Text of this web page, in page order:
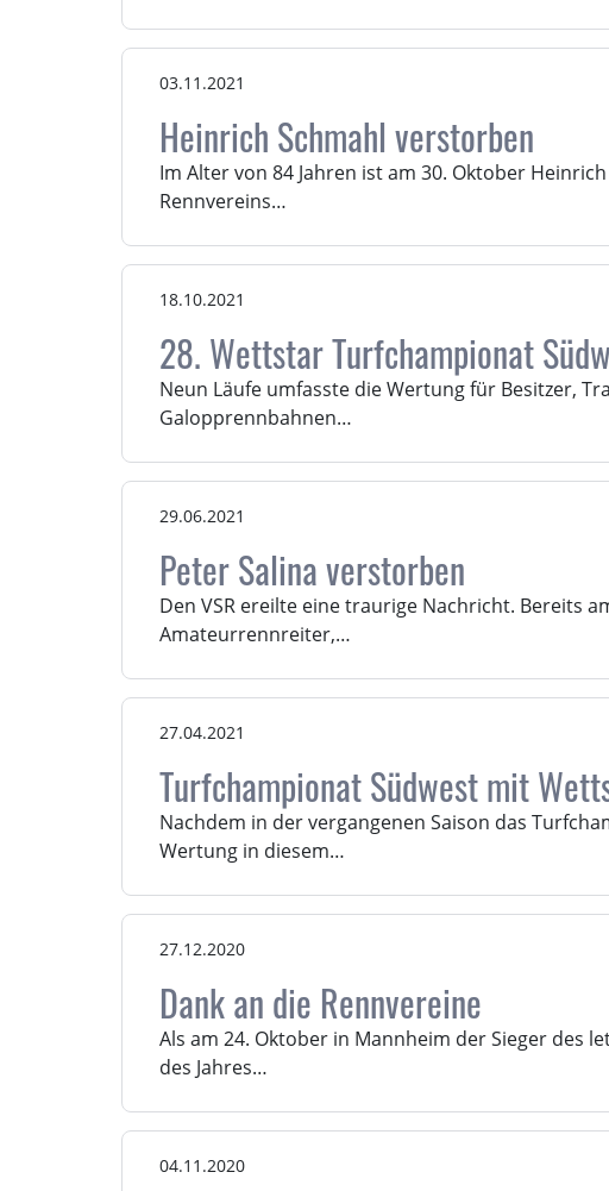
03.11.2021
Heinrich Schmahl verstorben
Im Alter von 84 Jahren ist am 30. Oktober
Rennvereins…
18.10.2021
28. Wettstar Turfchampionat
Neun Läufe umfasste die Wertung für Besitzer,
Galopprennbahnen…
29.06.2021
Peter Salina verstorben
Den VSR ereilte eine traurige Nachricht. Bereits
Amateurrennreiter,…
27.04.2021
Turfchampionat Südwest mit
Nachdem in der vergangenen Saison das
Wertung in diesem…
27.12.2020
Dank an die Rennvereine
Als am 24. Oktober in Mannheim der Sieger des
des Jahres…
04.11.2020